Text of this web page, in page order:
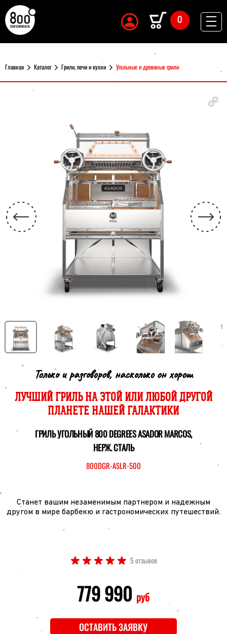
0
Главная Каталог Грили, печи и кухни Угольные и дровяные грили
Только и разговоров, насколько он хорош
ЛУЧШИЙ ГРИЛЬ НА ЭТОЙ ИЛИ ЛЮБОЙ ДРУГОЙ
ПЛАНЕТЕ НАШЕЙ ГАЛАКТИКИ
ГРИЛЬ УГОЛЬНЫЙ 800 DEGREES ASADOR MARCOS,
НЕРЖ. СТАЛЬ
800DGR-ASLR-500
Станет вашим незаменимым партнером и надежным
другом в мире барбекю и гастрономических путешествий.
5 отзывов
779 990 руб
ОСТАВИТЬ ЗАЯВКУ